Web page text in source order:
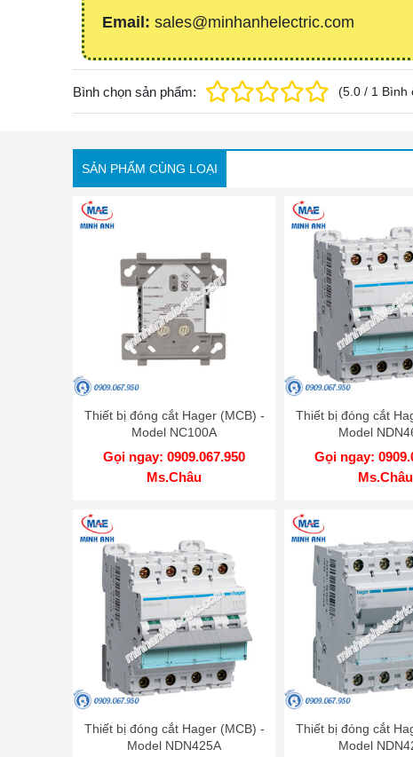
Email: sales@minhanhelectric.com
Bình chọn sản phẩm: (5.0 / 1 Bình
SẢN PHẨM CÙNG LOẠI
Thiết bị đóng cắt Hager (MCB) -
Model NC100A
Gọi ngay: 0909.067.950
Ms.Châu
Thiết bị đóng cắt
Model
Gọi ngay:
Ms.Châu
Thiết bị đóng cắt Hager (MCB) -
Model NDN425A
Thiết bị đóng cắt
Model